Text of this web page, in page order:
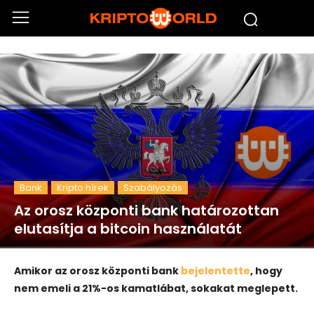
Bank Kripto hírek Szabályozás
Az orosz központi bank határozottan
elutasítja a bitcoin használatát
Amikor az orosz központi bank bejelentette, hogy
nem emeli a 21%-os kamatlábat, sokakat meglepett.